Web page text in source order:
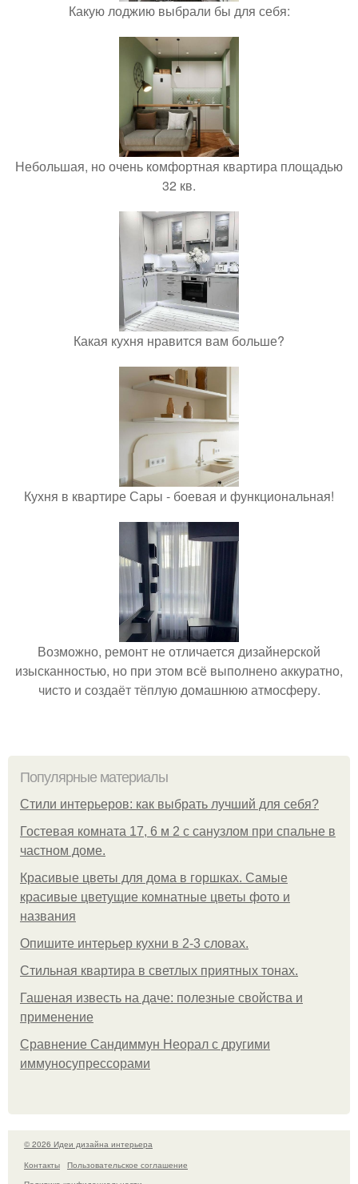
Какую лоджию выбрали бы для себя:
Небольшая, но очень комфортная квартира площадью
32 кв.
Какая кухня нравится вам больше?
Кухня в квартире Сары - боевая и функциональная!
Возможно, ремонт не отличается дизайнерской
изысканностью, но при этом всё выполнено аккуратно,
чисто и создаёт тёплую домашнюю атмосферу.
Популярные материалы
Стили интерьеров: как выбрать лучший для себя?
Гостевая комната 17, 6 м 2 с санузлом при спальне в
частном доме.
Красивые цветы для дома в горшках. Самые
красивые цветущие комнатные цветы фото и
названия
Опишите интерьер кухни в 2-3 словах.
Стильная квартира в светлых приятных тонах.
Гашеная известь на даче: полезные свойства и
применение
Сравнение Сандиммун Неорал с другими
иммуносупрессорами
© 2026 Идеи дизайна интерьера
Контакты
Пользовательское соглашение